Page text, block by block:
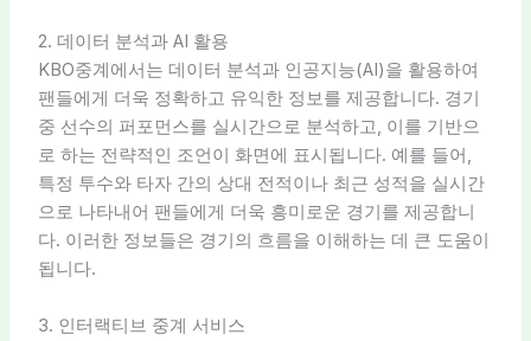
2. 데이터 분석과 AI 활용
KBO중계에서는 데이터 분석과 인공지능(AI)을 활용하여
팬들에게 더욱 정확하고 유익한 정보를 제공합니다. 경기
중 선수의 퍼포먼스를 실시간으로 분석하고, 이를 기반으
로 하는 전략적인 조언이 화면에 표시됩니다. 예를 들어,
특정 투수와 타자 간의 상대 전적이나 최근 성적을 실시간
으로 나타내어 팬들에게 더욱 흥미로운 경기를 제공합니
다. 이러한 정보들은 경기의 흐름을 이해하는 데 큰 도움이
됩니다.
3. 인터랙티브 중계 서비스